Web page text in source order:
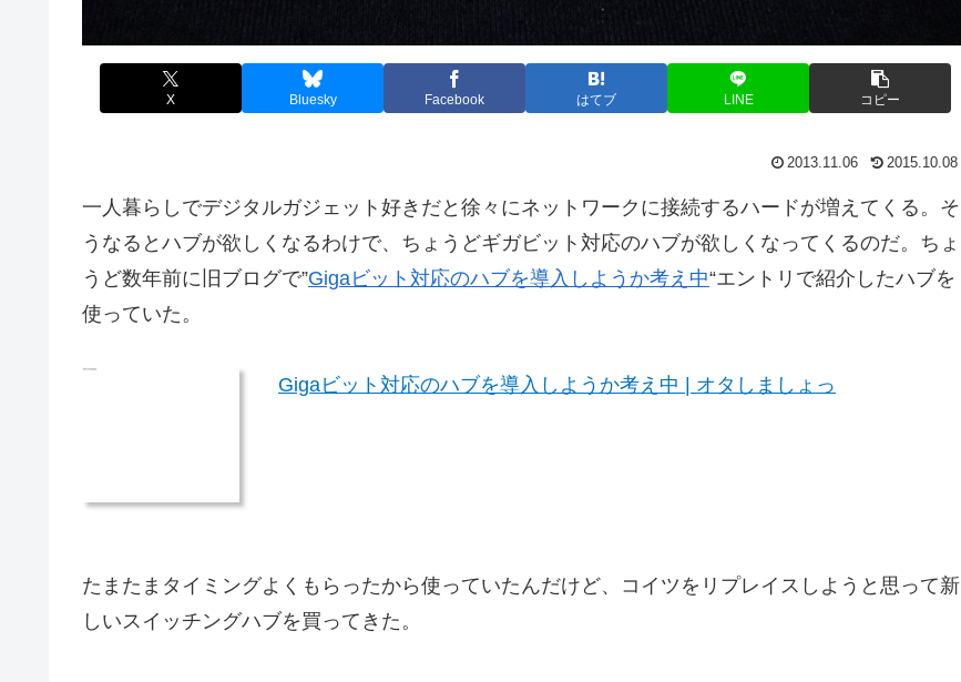
X Bluesky Facebook はてブ LINE コピー
2013.11.06 2015.10.08
一人暮らしでデジタルガジェット好きだと徐々にネットワークに接続するハードが増えてくる。そ
うなるとハブが欲しくなるわけで、ちょうどギガビット対応のハブが欲しくなってくるのだ。ちょ
うど数年前に旧ブログで”Gigaビット対応のハブを導入しようか考え中“エントリで紹介したハブを
使っていた。
Gigaビット対応のハブを導入しようか考え中 | オタしましょっ
たまたまタイミングよくもらったから使っていたんだけど、コイツをリプレイスしようと思って新
しいスイッチングハブを買ってきた。